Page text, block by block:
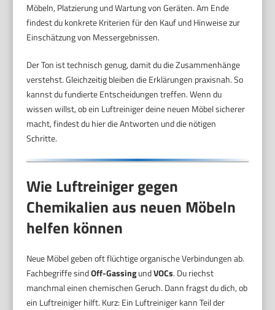
Möbeln, Platzierung und Wartung von Geräten. Am Ende
findest du konkrete Kriterien für den Kauf und Hinweise zur
Einschätzung von Messergebnissen.
Der Ton ist technisch genug, damit du die Zusammenhänge
verstehst. Gleichzeitig bleiben die Erklärungen praxisnah. So
kannst du fundierte Entscheidungen treffen. Wenn du
wissen willst, ob ein Luftreiniger deine neuen Möbel sicherer
macht, findest du hier die Antworten und die nötigen
Schritte.
Wie Luftreiniger gegen
Chemikalien aus neuen Möbeln
helfen können
Neue Möbel geben oft flüchtige organische Verbindungen ab.
Fachbegriffe sindOff-GassingundVOCs. Du riechst
manchmal einen chemischen Geruch. Dann fragst du dich, ob
ein Luftreiniger hilft. Kurz: Ein Luftreiniger kann Teil der